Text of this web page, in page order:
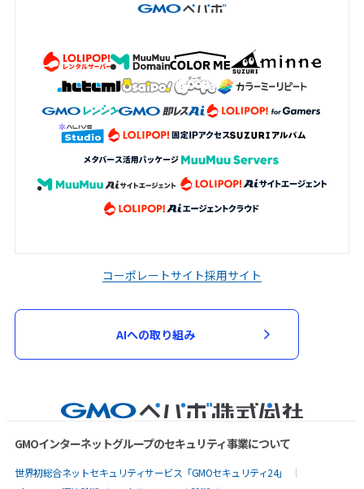
コーポレートサイト採用サイト
AIへの取り組み
GMOインターネットグループのセキュリティ事業について
世界初総合ネットセキュリティサービス「GMOセキュリティ24」